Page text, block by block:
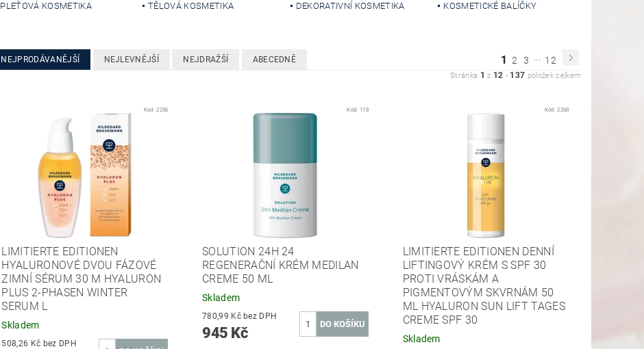
PLEŤOVÁ KOSMETIKA TĚLOVÁ KOSMETIKA DEKORATIVNÍ KOSMETIKA KOSMETICKÉ BALÍČKY
NEJPRODÁVANĚJŠÍ NEJLEVNĚJŠÍ NEJDRAŽŠÍ ABECEDNĚ 1 2 3 ... 12
Stránka 1 z 12 - 137 položek celkem
Kód:2256
LIMITIERTE EDITIONEN
HYALURONOVÉ DVOU FÁZOVÉ
ZIMNÍ SÉRUM 30 M HYALURON
PLUS 2-PHASEN WINTER
SERUM L
Skladem
508,26 Kč bez DPH
Kód: 118
SOLUTION 24H 24
REGENERAČNÍ KRÉM MEDILAN
CREME 50 ML
Skladem
780,99 Kč bez DPH
945 Kč
Kód:2268
LIMITIERTE EDITIONEN DENNÍ
LIFTINGOVÝ KRÉM S SPF 30
PROTI VRÁSKÁM A
PIGMENTOVÝM SKVRNÁM 50
ML HYALURON SUN LIFT TAGES
CREME SPF 30
Skladem